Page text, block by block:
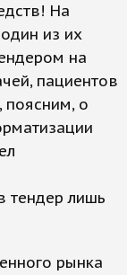
На
из их
на
пациентов
поясним, о
тендер лишь
рынка